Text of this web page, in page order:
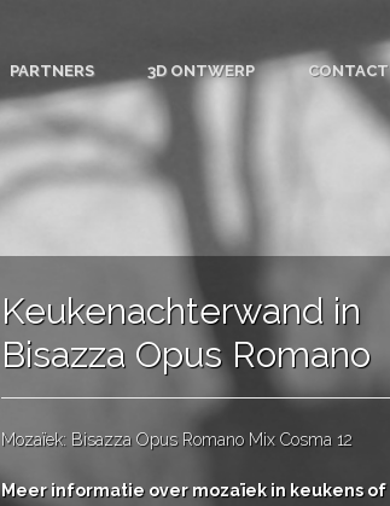
PARTNERS 3D ONTWERP CONTACT
Keukenachterwand in
Bisazza Opus Romano
Mozaïek: Bisazza Opus Romano Mix Cosma 12
Meer informatie over mozaïek in keukens of